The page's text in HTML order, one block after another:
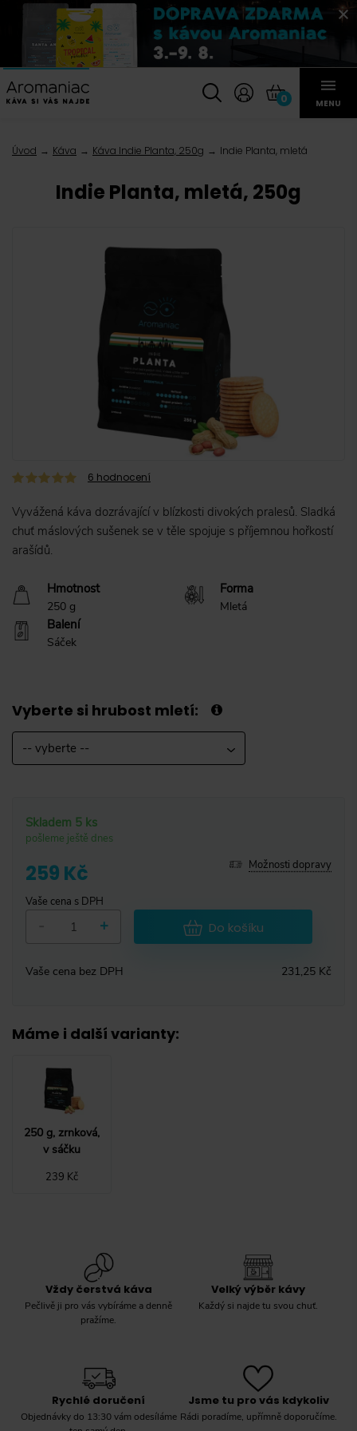
0 MENU
Úvod Káva Káva Indie Planta, 250g Indie Planta, mletá
Indie Planta, mletá, 250g
6 hodnocení
Vyvážená káva dozrávající v blízkosti divokých pralesů. Sladká
chuť máslových sušenek se v těle spojuje s příjemnou hořkostí
arašídů.
Hmotnost
250 g
Forma
Mletá
Balení
Sáček
Vyberte si hrubost mletí:
-- vyberte --
Skladem 5 ks
pošleme ještě dnes
259 Kč
Vaše cena s DPH
Možnosti dopravy
+ Do košíku
Vaše cena bez DPH 231,25 Kč
Máme i další varianty:
250 g, zrnková,
v sáčku
239 Kč
Vždy čerstvá káva
Pečlivě ji pro vás vybíráme a denně
pražíme.
Velký výběr kávy
Každý si najde tu svou chuť.
Rychlé doručení
Objednávky do 13:30 vám odesíláme
Jsme tu pro vás kdykoliv
Rádi poradíme, upřímně doporučíme.